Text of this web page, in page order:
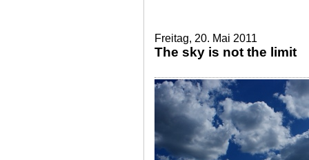
Freitag, 20. Mai 2011
The sky is not the limit